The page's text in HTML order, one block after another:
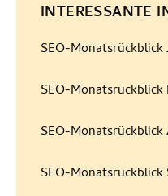
INTERESSANTE
SEO-Monatsrückblick
SEO-Monatsrückblick
SEO-Monatsrückblick
SEO-Monatsrückblick